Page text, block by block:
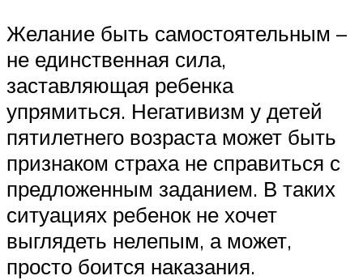
Желание быть самостоятельным –
не единственная сила,
заставляющая ребенка
упрямиться. Негативизм у детей
пятилетнего возраста может быть
признаком страха не справиться с
предложенным заданием. В таких
ситуациях ребенок не хочет
выглядеть нелепым, а может,
просто боится наказания.